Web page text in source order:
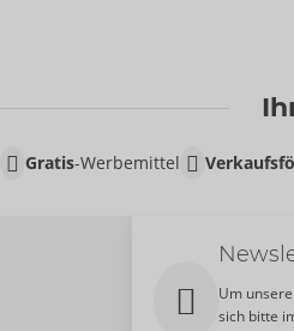
Gratis-Werbemittel
Um
sich bitte